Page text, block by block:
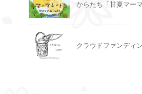
からたち「甘夏マー
クラウドファンディ